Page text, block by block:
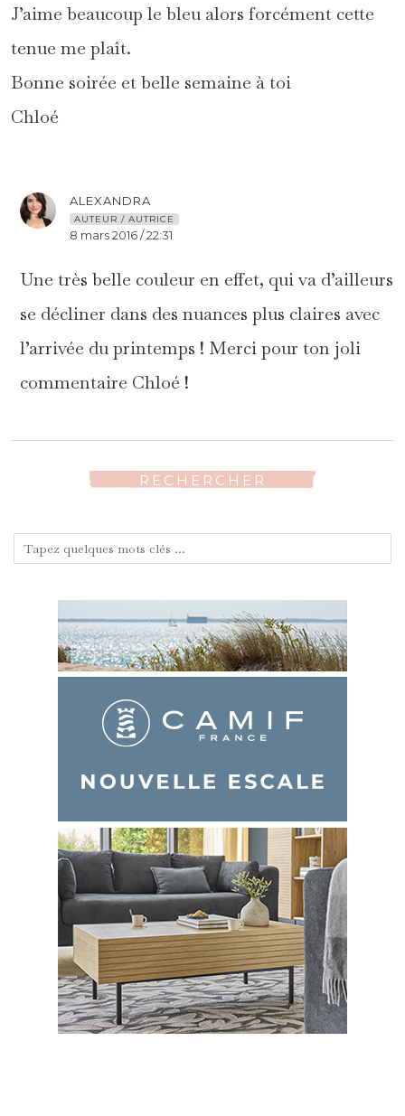
J’aime beaucoup le bleu alors forcément cette
tenue me plaît.
Bonne soirée et belle semaine à toi
Chloé
ALEXANDRA
AUTEUR / AUTRICE
8 mars 2016 / 22:31
Une très belle couleur en effet, qui va d’ailleurs
se décliner dans des nuances plus claires avec
l’arrivée du printemps ! Merci pour ton joli
commentaire Chloé !
RECHERCHER